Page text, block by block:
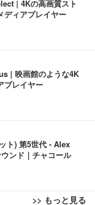
| 4Kの高画質スト
ディアプレイヤー
| 映画館のような4K
プレイヤー
ト) 第5世代 - Alex
ンド｜チャコール
>> もっと見る